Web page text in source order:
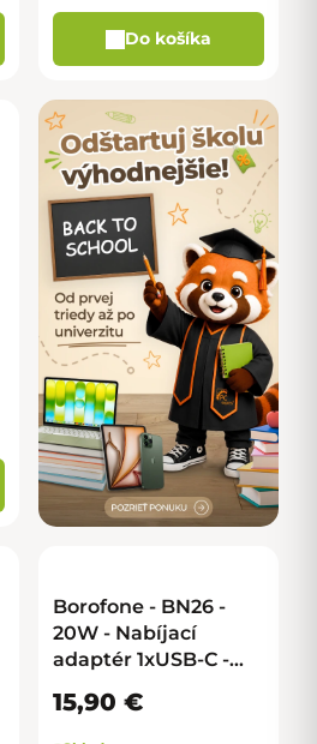
Do košíka
Borofone - BN26 -
20W - Nabíjací
adaptér 1xUSB-C -
15,90 €